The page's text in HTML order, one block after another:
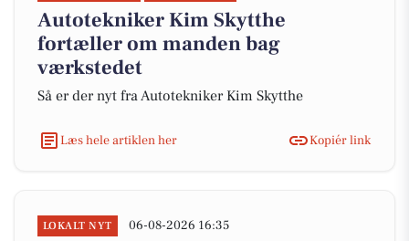
Autotekniker Kim Skytthe
fortæller om manden bag
værkstedet
Så er der nyt fra Autotekniker Kim Skytthe
Læs hele artiklen her Kopiér link
LOKALT NYT 06-08-2026 16:35